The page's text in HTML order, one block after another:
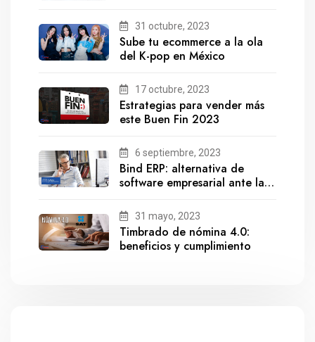
31 octubre, 2023
Sube tu ecommerce a la ola
del K-pop en México
17 octubre, 2023
Estrategias para vender más
este Buen Fin 2023
6 septiembre, 2023
Bind ERP: alternativa de
software empresarial ante la
31 mayo, 2023
Timbrado de nómina 4.0:
beneficios y cumplimiento